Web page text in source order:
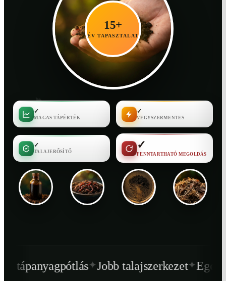
15+
ÉV TAPASZTALAT
✓
MAGAS TÁPÉRTÉK
✓
VEGYSZERMENTES
✓
TALAJERŐSÍTŐ
✓
FENNTARTHATÓ MEGOLDÁS
✦Jobb talajszerkezet✦Egészségesebb